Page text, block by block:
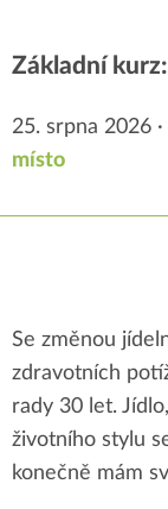
Základní
25. srpna 2026
místo
Se změnou
zdravotních
rady 30 let.
životního stylu
konečně mám